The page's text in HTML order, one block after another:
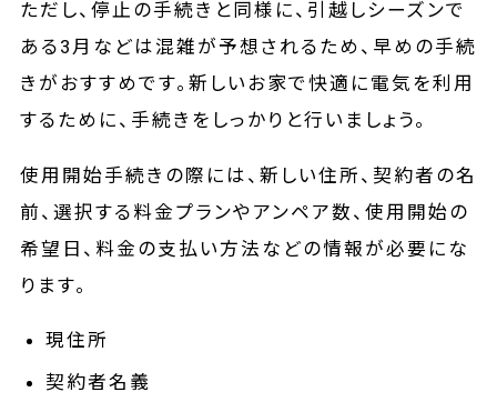
ただし、停止の手続きと同様に、引越しシーズンで
ある3月などは混雑が予想されるため、早めの手続
きがおすすめです。新しいお家で快適に電気を利用
するために、手続きをしっかりと行いましょう。
使用開始手続きの際には、新しい住所、契約者の名
前、選択する料金プランやアンペア数、使用開始の
希望日、料金の支払い方法などの情報が必要にな
ります。
現住所
契約者名義